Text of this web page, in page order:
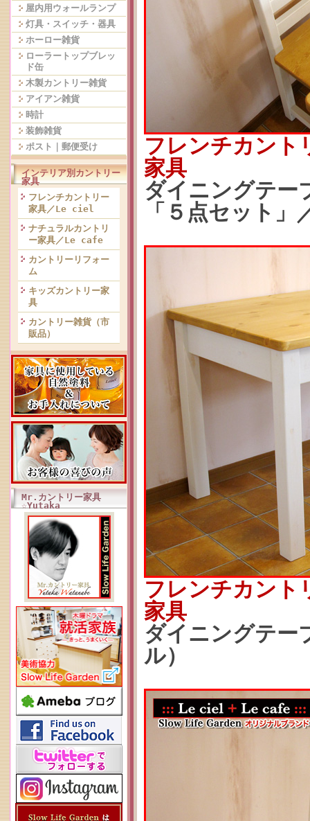
屋内用ウォールランプ
灯具・スイッチ・器具
ホーロー雑貨
ローラートップブレッ
ド缶
木製カントリー雑貨
アイアン雑貨
時計
装飾雑貨
ポスト｜郵便受け
インテリア別カントリー
家具
フレンチカントリー
家具／Le ciel
ナチュラルカントリ
ー家具／Le cafe
カントリーリフォー
ム
キッズカントリー家
具
カントリー雑貨（市
販品）
Mr.カントリー家具
☆Yutaka
フレンチカント
家具
ダイニングテー
「５点セット
フレンチカント
家具
ダイニングテ
ル）